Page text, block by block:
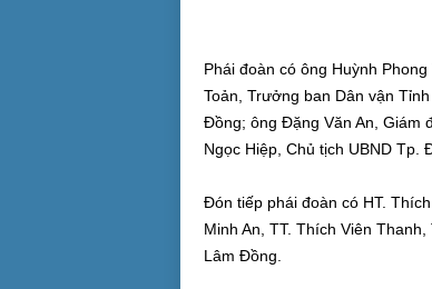
Phái đoàn có ông Huỳnh
Toản, Trưởng ban Dân vận
Đồng; ông Đặng Văn An, Giám
Ngọc Hiệp, Chủ tịch UBND Tp.
Đón tiếp phái đoàn có HT.
Minh An, TT. Thích Viên
Lâm Đồng.